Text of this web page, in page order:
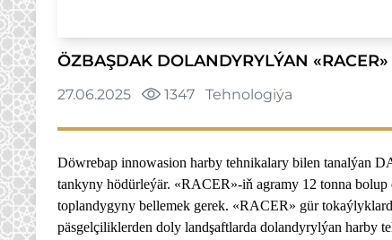
ÖZBAŞDAK DOLANDYRYLÝAN «RACER»
27.06.2025 1347 Tehnologiýa
Döwrebap innowasion harby tehnikalary bilen tanalýan
tankyny hödürleýär. «RACER»-iň agramy 12 tonna
toplandygyny bellemek gerek. «RACER» gür
päsgelçiliklerden doly landşaftlarda dolandyrylýan harby